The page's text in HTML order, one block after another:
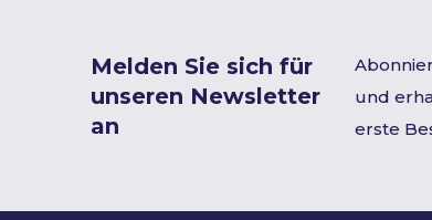
Melden Sie sich für
unseren Newsletter
an
und
erste